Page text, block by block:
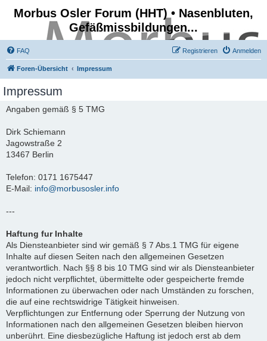
Morbus Osler Forum (HHT) • Nasenbluten,
Gefäßmissbildungen...
FAQ Anmelden
Registrieren
Foren-Übersicht Impressum
Impressum
Angaben gemäß § 5 TMG
Dirk Schiemann
Jagowstraße 2
13467 Berlin
Telefon: 0171 1675447
E-Mail: info@morbusosler.info
---
Haftung fur Inhalte
Als Diensteanbieter sind wir gemäß § 7 Abs.1 TMG für eigene
Inhalte auf diesen Seiten nach den allgemeinen Gesetzen
verantwortlich. Nach §§ 8 bis 10 TMG sind wir als Diensteanbieter
jedoch nicht verpflichtet, übermittelte oder gespeicherte fremde
Informationen zu überwachen oder nach Umständen zu forschen,
die auf eine rechtswidrige Tätigkeit hinweisen.
Verpflichtungen zur Entfernung oder Sperrung der Nutzung von
Informationen nach den allgemeinen Gesetzen bleiben hiervon
unberührt. Eine diesbezügliche Haftung ist jedoch erst ab dem